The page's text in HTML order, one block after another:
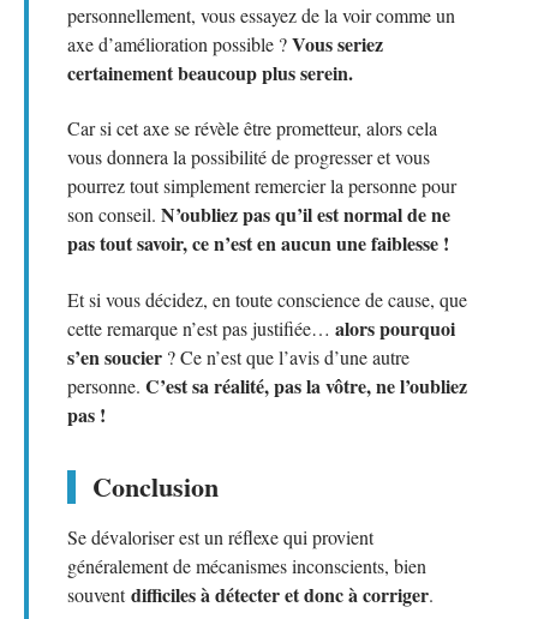
personnellement, vous essayez de la voir comme un
axe d’amélioration possible ?Vous seriez
certainement beaucoup plus serein.
Car si cet axe se révèle être prometteur, alors cela
vous donnera la possibilité de progresser et vous
pourrez tout simplement remercier la personne pour
son conseil. N’oubliez pas qu’il est normal de ne
pas tout savoir, ce n’est en aucun une faiblesse !
Et si vous décidez, en toute conscience de cause, que
cette remarque n’est pas justifiée… alors pourquoi
s’en soucier ? Ce n’est que l’avis d’une autre
personne. C’est sa réalité, pas la vôtre, ne l’oubliez
pas !
Conclusion
Se dévaloriser est un réflexe qui provient
généralement de mécanismes inconscients, bien
souventdifficiles à détecter et donc à corriger.